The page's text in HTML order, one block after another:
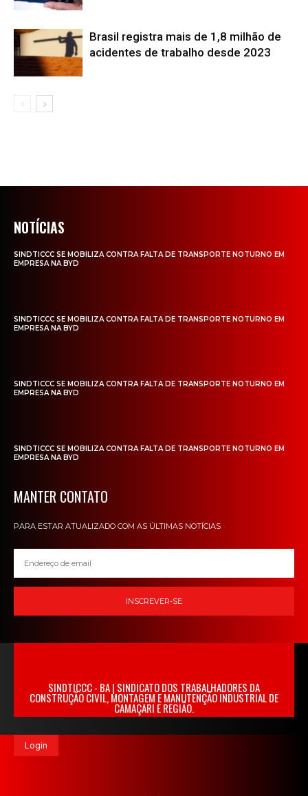
Brasil registra mais de 1,8 milhão de
acidentes de trabalho desde 2023
NOTÍCIAS
SINDTICCC SE MOBILIZA CONTRA FALTA DE TRANSPORTE NOTURNO EM
EMPRESA NA BYD
SINDTICCC SE MOBILIZA CONTRA FALTA DE TRANSPORTE NOTURNO EM
EMPRESA NA BYD
SINDTICCC SE MOBILIZA CONTRA FALTA DE TRANSPORTE NOTURNO EM
EMPRESA NA BYD
SINDTICCC SE MOBILIZA CONTRA FALTA DE TRANSPORTE NOTURNO EM
EMPRESA NA BYD
MANTER CONTATO
PARA ESTAR ATUALIZADO COM AS ÚLTIMAS NOTÍCIAS
INSCREVER-SE
SINDTICCC - BA | SINDICATO DOS TRABALHADORES DA
CONSTRUÇÃO CIVIL, MONTAGEM E MANUTENÇÃO INDUSTRIAL DE
CAMAÇARI E REGIÃO.
Login